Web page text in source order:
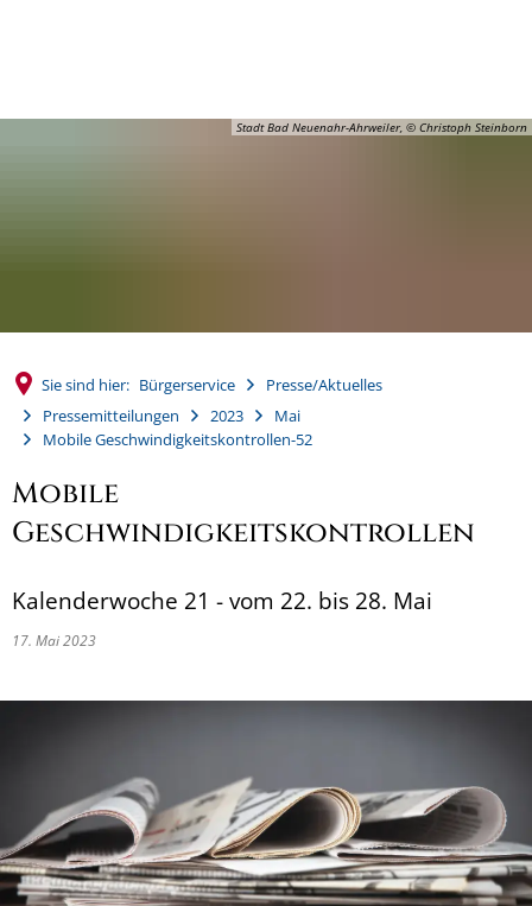
Stadt Bad Neuenahr-Ahrweiler, © Christoph Steinborn
Sie sind hier: Bürgerservice
Presse/Aktuelles
Pressemitteilungen
2023
Mai
Mobile Geschwindigkeitskontrollen-52
Mobile
Geschwindigkeitskontrollen
Kalenderwoche 21 - vom 22. bis 28. Mai
17. Mai 2023